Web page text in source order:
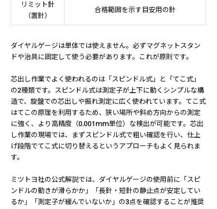
リミット針
（置針）
合格範囲を示す目安用の針
ダイヤルゲージは単体では使えません。必ずマグネットスタン
ドや治具に固定して使う必要があります。これが原則です。
芯出し作業でよく使われるのは「スピンドル式」と「てこ式」
の2種類です。スピンドル式は測定子が上下に動くシンプルな構
造で、旋盤での芯出しや振れ測定に広く使われています。てこ式
はてこの原理を利用するため、狭い場所や斜め方向からの測定
に強く、より高精度（0.001mm単位）な検出が可能です。芯出
し作業の現場では、まずスピンドル式で粗い確認を行い、仕上
げ段階でてこ式に切り替えるというアプローチもよく見られま
す。
ミツトヨ社の公式解説では、ダイヤルゲージの使用前に「スピ
ンドルの動きが滑らかか」「長針・短針の静止点が安定してい
るか」「測定子が緩んでいないか」の3点を確認することが推奨